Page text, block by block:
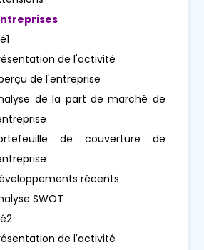
de l'activité
de l'entreprise
de la part de marché de
de couverture de
récents
SWOT
de l'activité